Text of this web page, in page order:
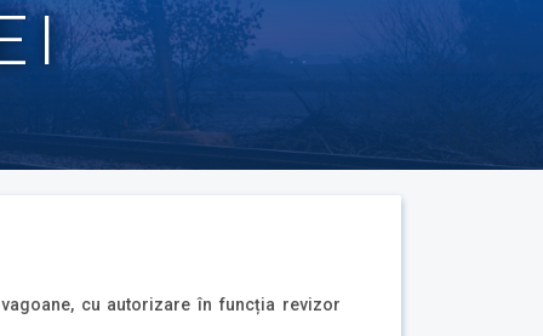
I
cu autorizare în funcția revizor